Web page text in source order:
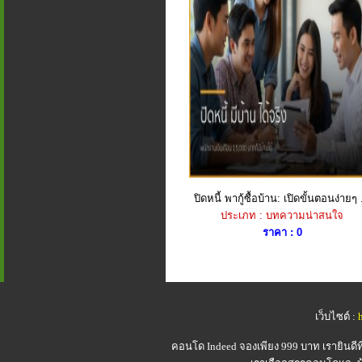
ปิดหนี้ พากู้ซื้อบ้าน: เปิดขั้นตอนง่ายๆ
ประเภท : บทความน่าสนใจ
ราคา : 0
เว็บไซต์ :
คอนโด Indeedจองเพียง 999 บาท เรายิน